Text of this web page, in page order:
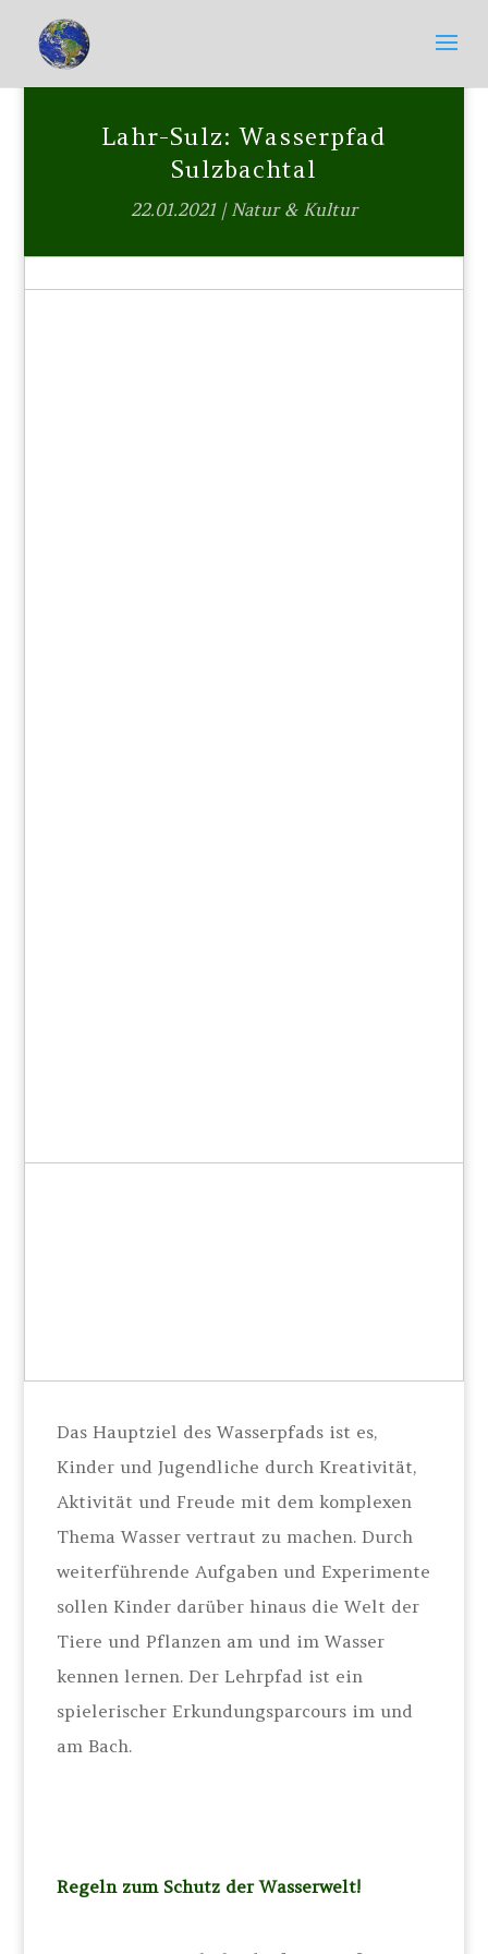
Lahr-Sulz: Wasserpfad
Sulzbachtal
22.01.2021|Natur & Kultur
Das Hauptziel des Wasserpfads ist es,
Kinder und Jugendliche durch Kreativität,
Aktivität und Freude mit dem komplexen
Thema Wasser vertraut zu machen. Durch
weiterführende Aufgaben und Experimente
sollen Kinder darüber hinaus die Welt der
Tiere und Pflanzen am und im Wasser
kennen lernen. Der Lehrpfad ist ein
spielerischer Erkundungsparcours im und
am Bach.
Regeln zum Schutz der Wasserwelt!